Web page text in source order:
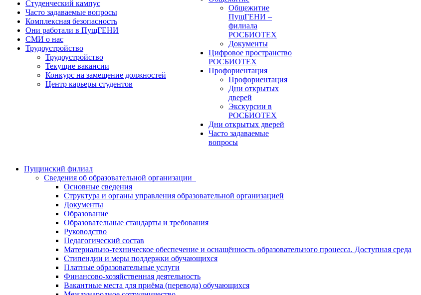
Студенческий кампус
Часто задаваемые вопросы
Комплексная безопасность
Они работали в ПущГЕНИ
СМИ о нас
Трудоустройство
Трудоустройство
Текущие вакансии
Конкурс на замещение должностей
Центр карьеры студентов
Общежитие
ПущГЕНИ –
филиала
РОСБИОТЕХ
Документы
Цифровое пространство
РОСБИОТЕХ
Профориентация
Профориентация
Дни открытых
дверей
Экскурсии в
РОСБИОТЕХ
Дни открытых дверей
Часто задаваемые
вопросы
Пущинский филиал
Сведения об образовательной организации
Основные сведения
Структура и органы управления образовательной организацией
Документы
Образование
Образовательные стандарты и требования
Руководство
Педагогический состав
Материально-техническое обеспечение и оснащённость образовательного процесса. Доступная среда
Стипендии и меры поддержки обучающихся
Платные образовательные услуги
Финансово-хозяйственная деятельность
Вакантные места для приёма (перевода) обучающихся